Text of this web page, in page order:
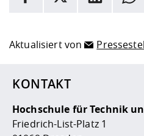
Hier stehen weitere
Aktualisiert von
KONTAKT
Hochschule für Technik
Friedrich-List-Platz 1